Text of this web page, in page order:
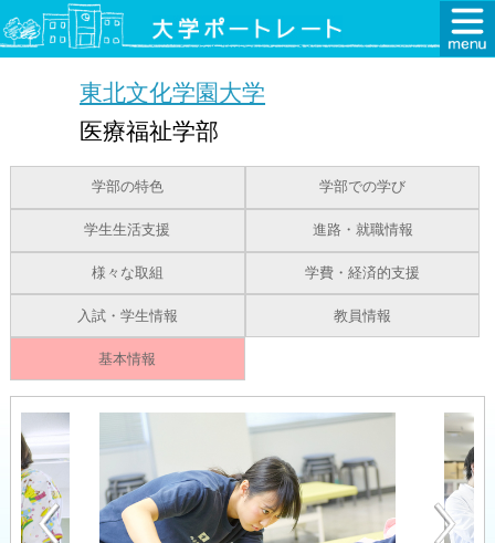
東北文化学園大学
医療福祉学部
学部の特色 学部での学び
学生生活支援 進路・就職情報
様々な取組 学費・経済的支援
入試・学生情報 教員情報
基本情報